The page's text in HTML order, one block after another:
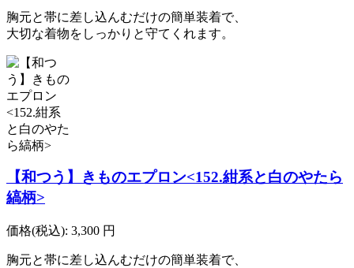
胸元と帯に差し込んむだけの簡単装着で、
大切な着物をしっかりと守てくれます。
【和つう】きものエプロン<152.紺系と白のやたら
縞柄>
価格(税込): 3,300 円
胸元と帯に差し込んむだけの簡単装着で、